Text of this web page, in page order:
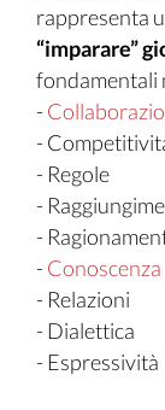
rappresenta
“imparare”
fondamentali
-
-
- Regole
-
-
- Conoscenza
- Relazioni
- Dialettica
- Espressività